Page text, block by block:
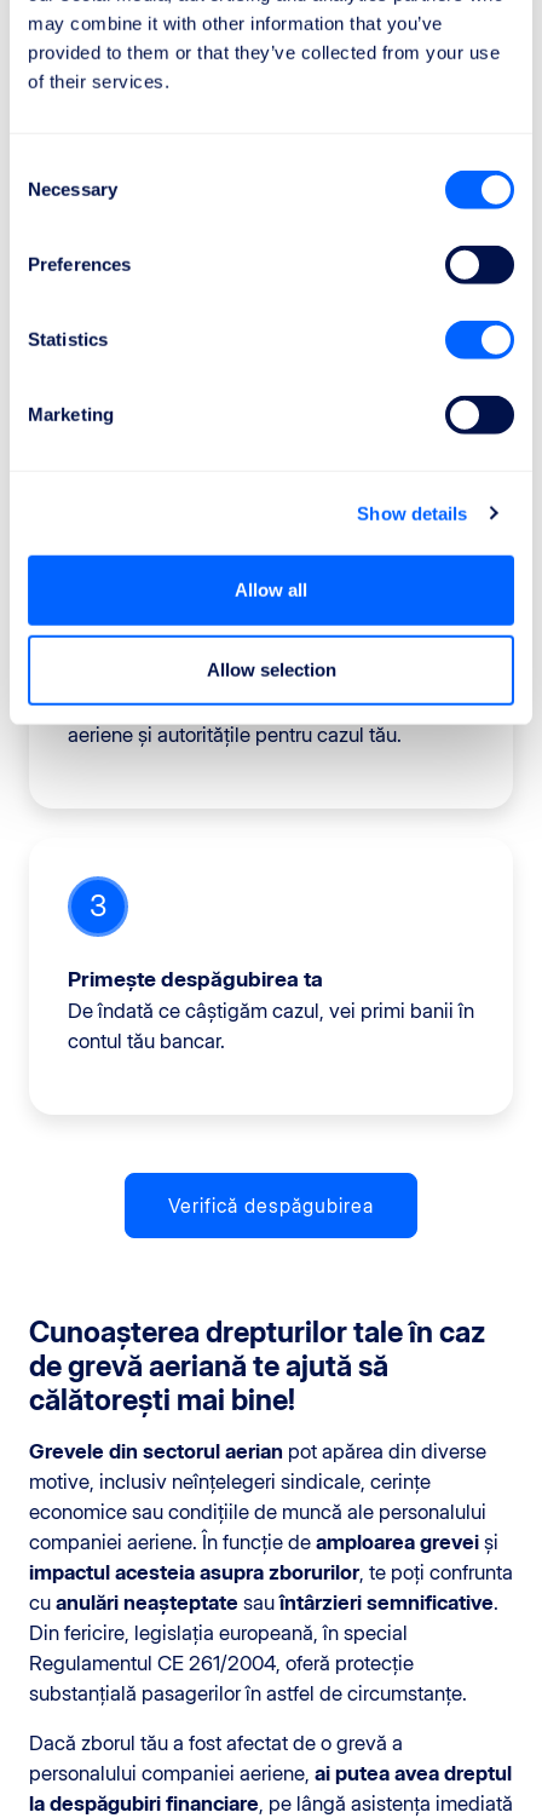
may combine it with other information that you’ve
provided to them or that they’ve collected from your use
of their services.
Selection
Necessary
Preferences
Statistics
Marketing
Show details
Allow all
Allow selection
DOAR 2 MINUTE
valoarea despăgubirii tale.
Luptăm pentru drepturile tale
Avocații noștri vor colabora cu companiile
aeriene și autoritățile pentru cazul tău.
3
Primește despăgubirea ta
De îndată ce câștigăm cazul, vei primi banii în
contul tău bancar.
Verifică despăgubirea
Cunoașterea drepturilor tale în caz
de grevă aeriană te ajută să
călătorești mai bine!
Grevele din sectorul aerian pot apărea din diverse
motive, inclusiv neînțelegeri sindicale, cerințe
economice sau condițiile de muncă ale personalului
companiei aeriene. În funcție de amploarea grevei și
impactul acesteia asupra zborurilor, te poți confrunta
cu anulări neașteptate sauîntârzieri semnificative.
Din fericire, legislația europeană, în special
Regulamentul CE 261/2004, oferă protecție
substanțială pasagerilor în astfel de circumstanțe.
Dacă zborul tău a fost afectat de o grevă a
personalului companiei aeriene, ai putea avea dreptul
la despăgubiri financiare, pe lângă asistența imediată